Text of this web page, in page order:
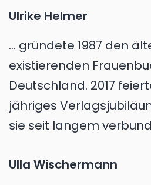
Ulrike Helmer
... gründete 1987 den
existierenden
Deutschland. 2017
jähriges
sie seit langem
Ulla Wischermann